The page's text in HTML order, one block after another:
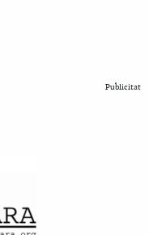
Publicitat